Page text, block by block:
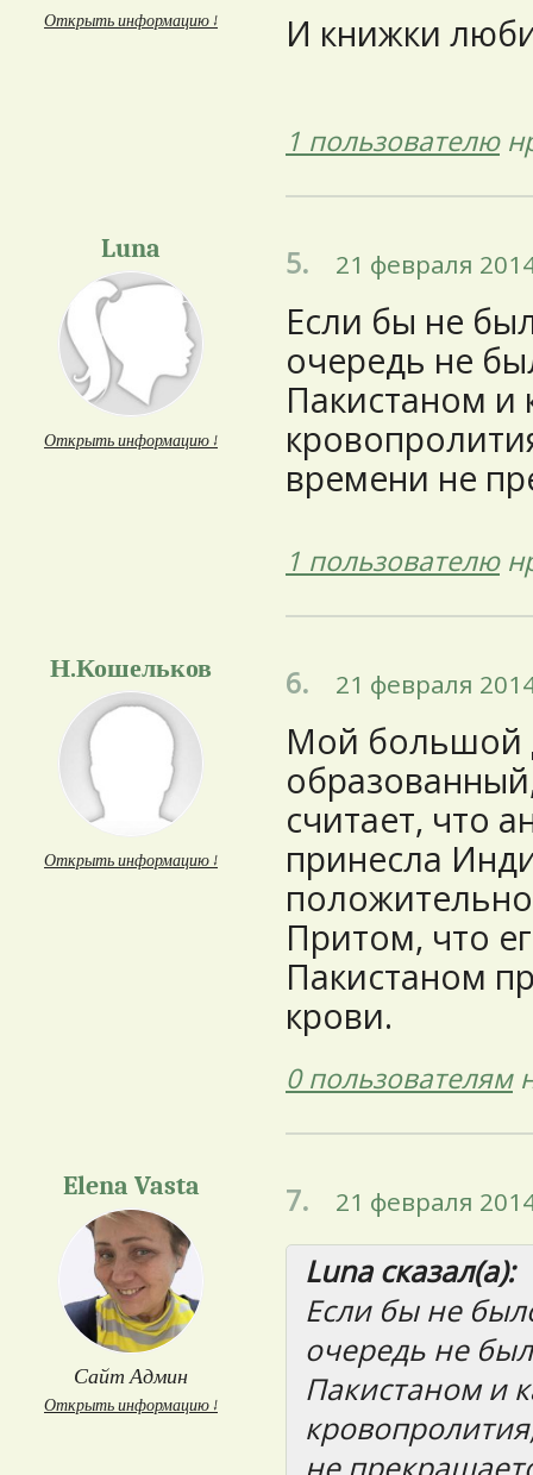
Открыть информацию ↓
И книжки
1 пользователю
Luna
Открыть информацию ↓
5. 21 февраля
Если бы не
очередь не
Пакистаном и
времени не
1 пользователю
Н.Кошельков
Открыть информацию ↓
6. 21 февраля
Мой большой
считает, что
принесла
Притом, что
Пакистаном
крови.
0 пользователям
Elena Vasta
Сайт Админ
Открыть информацию ↓
7. 21 февраля
Luna сказал(а):
Если бы не
очередь не
Пакистаном и